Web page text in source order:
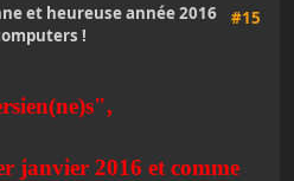
#15
et heureuse année 2016
!
janvier 2016 et comme